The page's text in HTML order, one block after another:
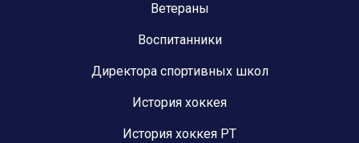
Ветераны
Воспитанники
Директора спортивных школ
История хоккея
История хоккея РТ